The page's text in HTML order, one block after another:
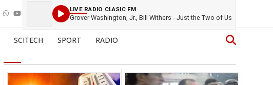
LIVE RADIO CLASIC FM
Grover Washington, Jr., Bill Withers - Just the Two of Us
SCITECH SPORT RADIO